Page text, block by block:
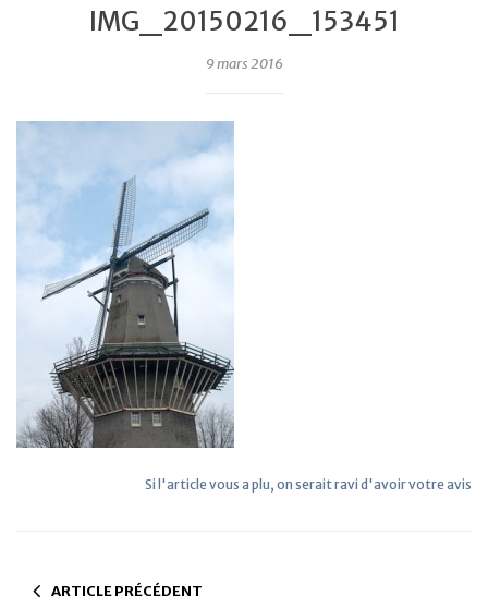
IMG_20150216_153451
9 mars 2016
Si l'article vous a plu, on serait ravi d'avoir votre avis
ARTICLE PRÉCÉDENT